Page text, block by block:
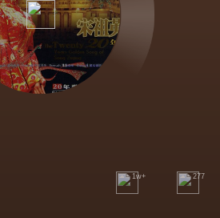
1w+ 277